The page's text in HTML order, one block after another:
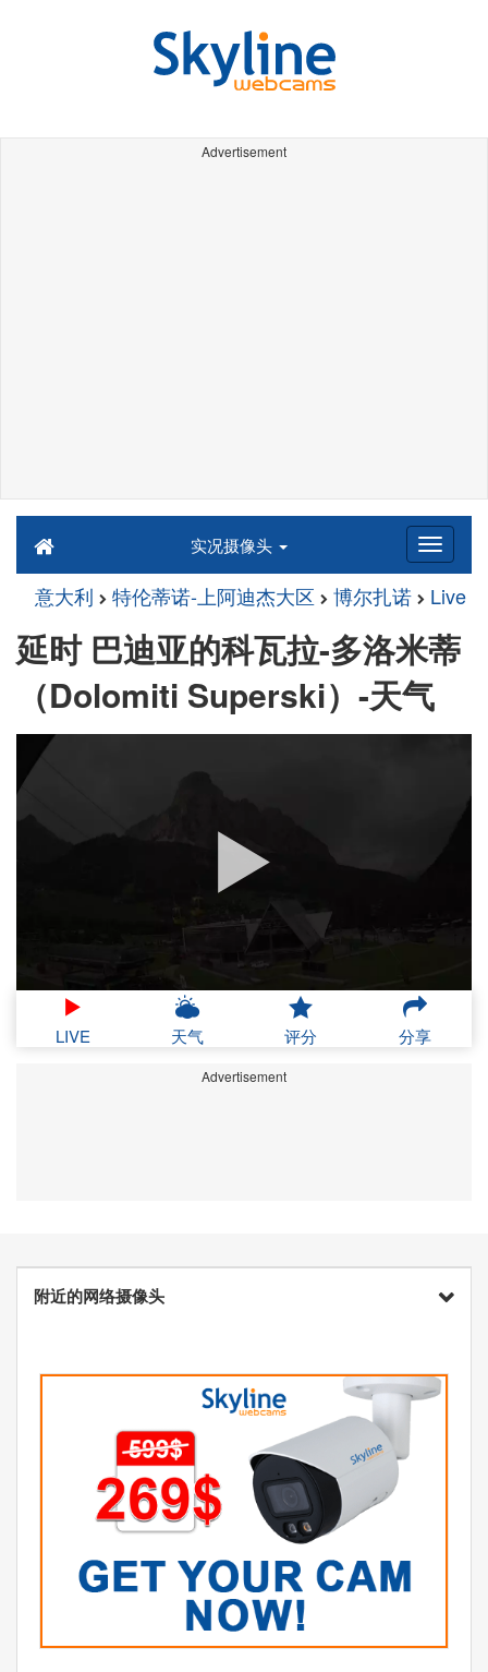
Advertisement
实况摄像头
意大利 特伦蒂诺-上阿迪杰大区 博尔扎诺 Live
延时 巴迪亚的科瓦拉-多洛米蒂
（Dolomiti Superski）-天气
LIVE 天气 评分 分享
Advertisement
附近的网络摄像头